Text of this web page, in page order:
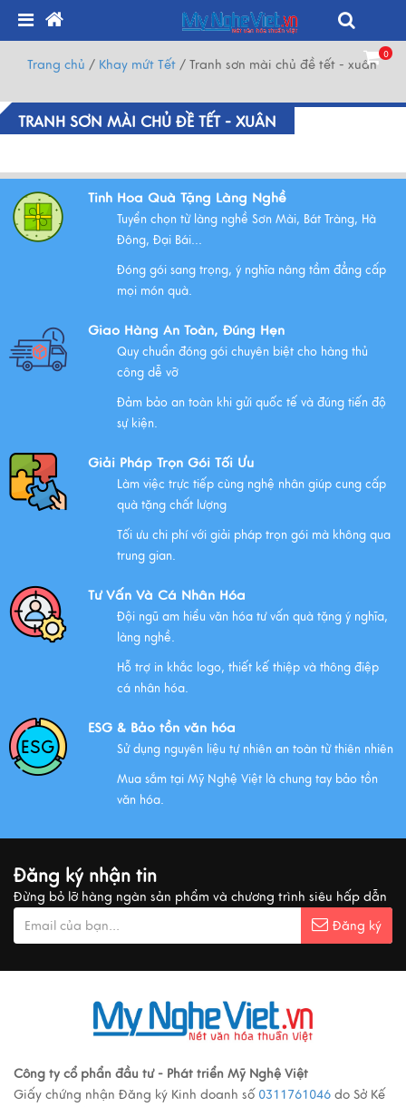
0
Trang chủ / Khay mứt Tết / Tranh sơn mài chủ đề tết - xuân
TRANH SƠN MÀI CHỦ ĐỀ TẾT - XUÂN
Tinh Hoa Quà Tặng Làng Nghề
Tuyển chọn từ làng nghề Sơn Mài, Bát Tràng, Hà
Đông, Đại Bái...
Đóng gói sang trọng, ý nghĩa nâng tầm đẳng cấp
mọi món quà.
Giao Hàng An Toàn, Đúng Hẹn
Quy chuẩn đóng gói chuyên biệt cho hàng thủ
công dễ vỡ
Đảm bảo an toàn khi gửi quốc tế và đúng tiến độ
sự kiện.
Giải Pháp Trọn Gói Tối Ưu
Làm việc trực tiếp cùng nghệ nhân giúp cung cấp
quà tặng chất lượng
Tối ưu chi phí với giải pháp trọn gói mà không qua
trung gian.
Tư Vấn Và Cá Nhân Hóa
Đội ngũ am hiểu văn hóa tư vấn quà tặng ý nghĩa,
làng nghề.
Hỗ trợ in khắc logo, thiết kế thiệp và thông điệp
cá nhân hóa.
ESG & Bảo tồn văn hóa
Sử dụng nguyên liệu tự nhiên an toàn từ thiên nhiên
Mua sắm tại Mỹ Nghệ Việt là chung tay bảo tồn
văn hóa.
Đăng ký nhận tin
Đừng bỏ lỡ hàng ngàn sản phẩm và chương trình siêu hấp dẫn
Đăng ký
Công ty cổ phẩn đầu tư - Phát triển Mỹ Nghệ Việt
Giấy chứng nhận Đăng ký Kinh doanh số 0311761046 do Sở Kế